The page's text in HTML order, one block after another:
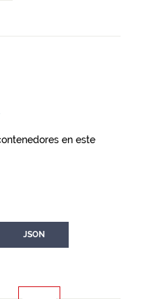
en este
JSON